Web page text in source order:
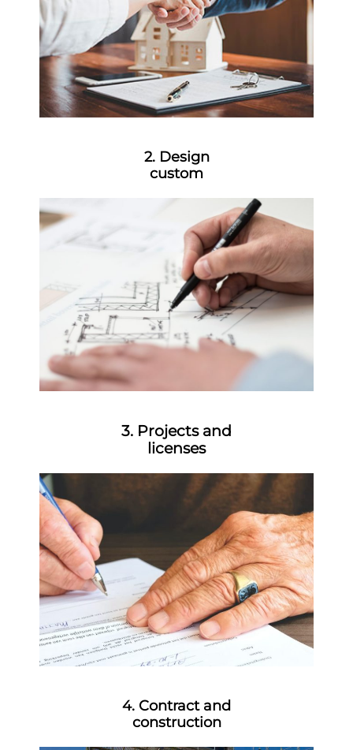
2. Design
custom
3. Projects and
licenses
4. Contract and
construction